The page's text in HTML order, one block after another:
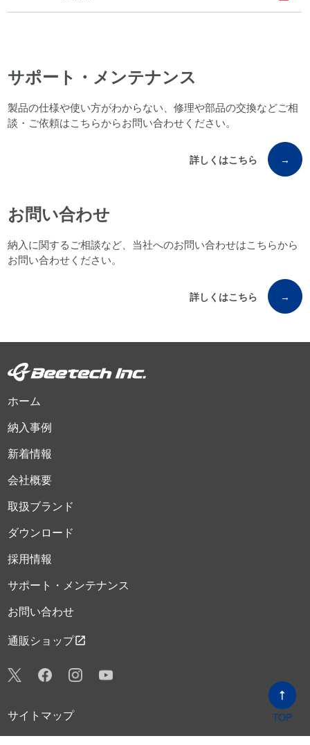
サポート・メンテナンス
製品の仕様や使い方がわからない、修理や部品の交換などご相
談・ご依頼はこちらからお問い合わせください。
詳しくはこちら →
お問い合わせ
納入に関するご相談など、当社へのお問い合わせはこちらから
お問い合わせください。
詳しくはこちら →
ホーム
納入事例
新着情報
会社概要
取扱ブランド
ダウンロード
採用情報
サポート・メンテナンス
お問い合わせ
通販ショップopen_in_new
サイトマップ